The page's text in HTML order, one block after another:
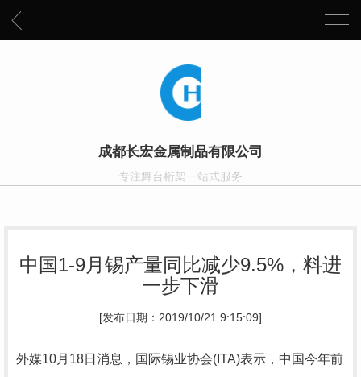
成都长宏金属制品有限公司
专注舞台桁架一站式服务
中国1-9月锡产量同比减少9.5%，料进
一步下滑
[发布日期：2019/10/21 9:15:09]
外媒10月18日消息，国际锡业协会(ITA)表示，中国今年前